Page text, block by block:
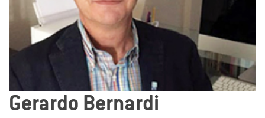
Gerardo Bernardi